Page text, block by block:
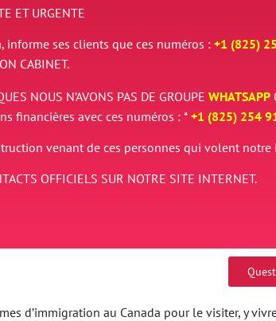
ET URGENTE
informe ses clients que ces numéros : +1 (825)
CABINET.
NOUS N’AVONS PAS DE GROUPE WHATSAPP
financières avec ces numéros : * +1 (825) 254
venant de ces personnes qui volent
OFFICIELS SUR NOTRE SITE INTERNET.
d’immigration au Canada pour le visiter, y